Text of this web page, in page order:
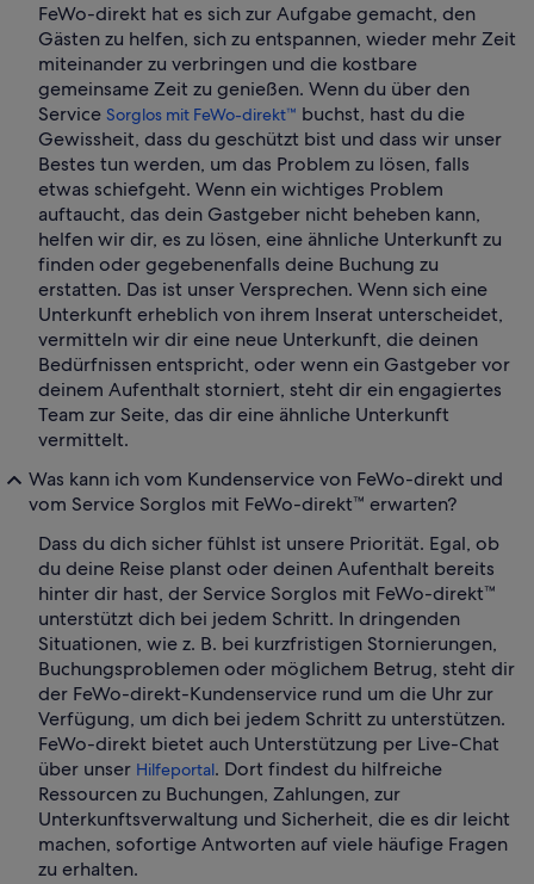
FeWo-direkt hat es sich zur Aufgabe gemacht, den
Gästen zu helfen, sich zu entspannen, wieder mehr Zeit
miteinander zu verbringen und die kostbare
gemeinsame Zeit zu genießen. Wenn du über den
Service Sorglos mit FeWo-direkt™ buchst, hast du die
Gewissheit, dass du geschützt bist und dass wir unser
Bestes tun werden, um das Problem zu lösen, falls
etwas schiefgeht. Wenn ein wichtiges Problem
auftaucht, das dein Gastgeber nicht beheben kann,
helfen wir dir, es zu lösen, eine ähnliche Unterkunft zu
finden oder gegebenenfalls deine Buchung zu
erstatten. Das ist unser Versprechen. Wenn sich eine
Unterkunft erheblich von ihrem Inserat unterscheidet,
vermitteln wir dir eine neue Unterkunft, die deinen
Bedürfnissen entspricht, oder wenn ein Gastgeber vor
deinem Aufenthalt storniert, steht dir ein engagiertes
Team zur Seite, das dir eine ähnliche Unterkunft
vermittelt.
Was kann ich vom Kundenservice von FeWo-direkt und
vom Service Sorglos mit FeWo-direkt™ erwarten?
Dass du dich sicher fühlst ist unsere Priorität. Egal, ob
du deine Reise planst oder deinen Aufenthalt bereits
hinter dir hast, der Service Sorglos mit FeWo-direkt™
unterstützt dich bei jedem Schritt. In dringenden
Situationen, wie z. B. bei kurzfristigen Stornierungen,
Buchungsproblemen oder möglichem Betrug, steht dir
der FeWo-direkt-Kundenservice rund um die Uhr zur
Verfügung, um dich bei jedem Schritt zu unterstützen.
FeWo-direkt bietet auch Unterstützung per Live-Chat
über unser Hilfeportal. Dort findest du hilfreiche
Ressourcen zu Buchungen, Zahlungen, zur
Unterkunftsverwaltung und Sicherheit, die es dir leicht
machen, sofortige Antworten auf viele häufige Fragen
zu erhalten.